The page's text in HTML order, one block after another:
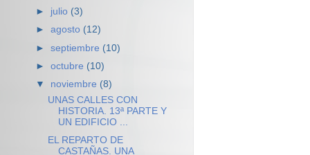
► julio (3)
►agosto (12)
►septiembre (10)
►octubre (10)
▼ noviembre (8)
UNAS CALLES CON
HISTORIA. 13ª PARTE Y
UN EDIFICIO ...
EL REPARTO DE
CASTAÑAS. UNA